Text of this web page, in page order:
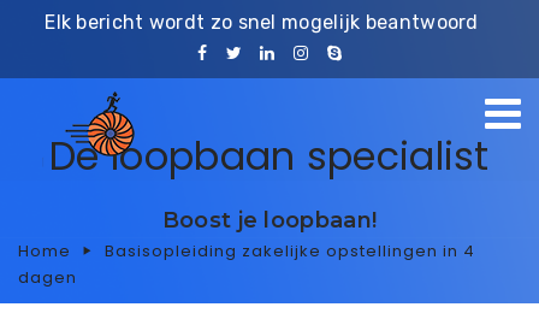
Elk bericht wordt zo snel mogelijk beantwoord
De loopbaan specialist
Boost je loopbaan!
Home
Basisopleiding zakelijke opstellingen in 4
dagen